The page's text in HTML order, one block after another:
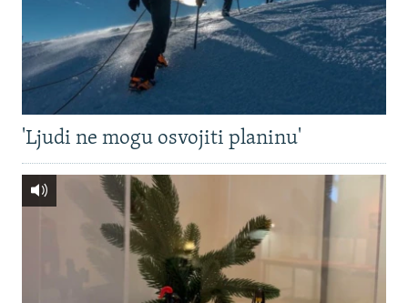
'Ljudi ne mogu osvojiti planinu'